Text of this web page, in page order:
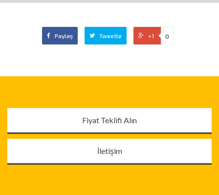
Paylaş Tweetle +1 0
Fiyat Teklifi Alın
İletişim